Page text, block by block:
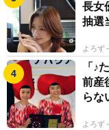
長女
抽選
よろず
「♪
前産
らな
よろず